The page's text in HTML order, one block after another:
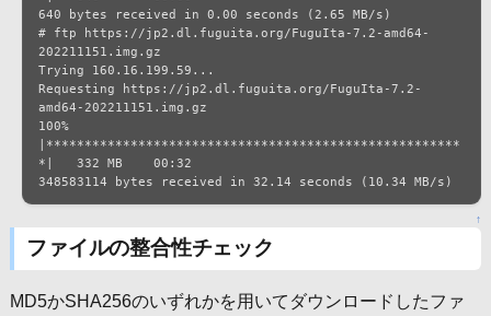
640 bytes received in 0.00 seconds (2.65 MB/s)
# ftp https://jp2.dl.fuguita.org/FuguIta-7.2-amd64-
202211151.img.gz
Trying 160.16.199.59...
Requesting https://jp2.dl.fuguita.org/FuguIta-7.2-
amd64-202211151.img.gz
100%
|******************************************************
*|   332 MB    00:32
348583114 bytes received in 32.14 seconds (10.34 MB/s)
↑
ファイルの整合性チェック
MD5かSHA256のいずれかを用いてダウンロードしたファ